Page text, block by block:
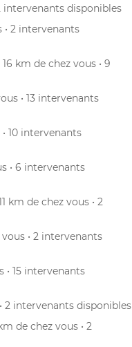
intervenants disponibles
• 2 intervenants
16 km de chez vous • 9
• 13 intervenants
• 10 intervenants
• 6 intervenants
km de chez vous • 2
vous • 2 intervenants
• 15 intervenants
2 intervenants disponibles
de chez vous • 2